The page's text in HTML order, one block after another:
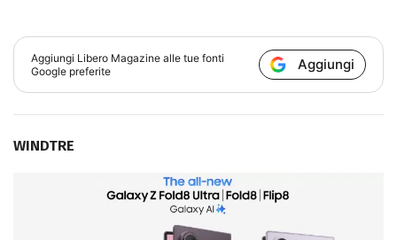
Aggiungi Libero Magazine alle tue fonti
Google preferite
Aggiungi
WINDTRE